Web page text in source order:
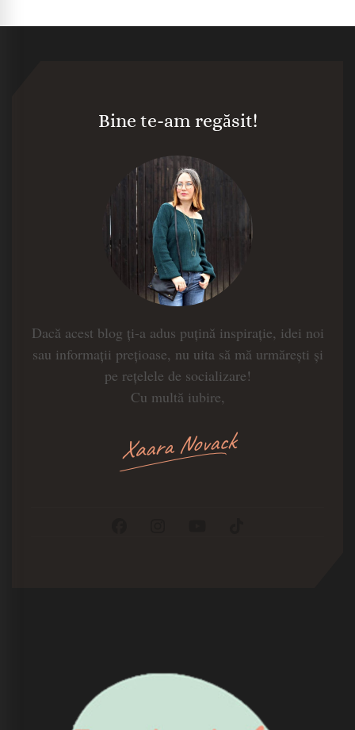
Bine te-am regăsit!
Dacă acest blog ți-a adus puțină inspirație, idei noi
sau informații prețioase, nu uita să mă urmărești și
pe rețelele de socializare!
Cu multă iubire,
Xaara Novack